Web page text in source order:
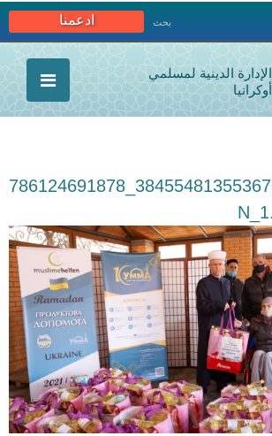
ادعمنا بحث
الإدارة الدينية لمسلمي
أوكرانيا
173891172_3845548135536754_786124691878